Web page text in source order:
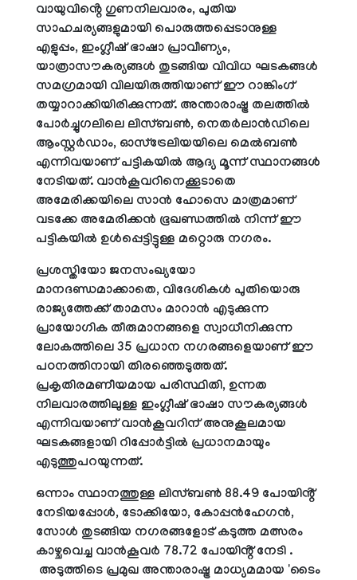
വായുവിൻ്റെ ഗുണനിലവാരം, പുതിയ
സാഹചര്യങ്ങളുമായി പൊരുത്തപ്പെടാനുള്ള
എളുപ്പം, ഇംഗ്ലീഷ് ഭാഷാ പ്രാവീണ്യം,
യാത്രാസൗകര്യങ്ങൾ തുടങ്ങിയ വിവിധ ഘടകങ്ങൾ
സമഗ്രമായി വിലയിരുത്തിയാണ് ഈ റാങ്കിംഗ്
തയ്യാറാക്കിയിരിക്കുന്നത്. അന്താരാഷ്ട്ര തലത്തിൽ
പോർച്ചുഗലിലെ ലിസ്ബൺ, നെതർലാൻഡിലെ
ആംസ്റ്റർഡാം, ഓസ്‌ട്രേലിയയിലെ മെൽബൺ
എന്നിവയാണ് പട്ടികയിൽ ആദ്യ മൂന്ന് സ്ഥാനങ്ങൾ
നേടിയത്. വാൻകൂവറിനെക്കൂടാതെ
അമേരിക്കയിലെ സാൻ ഹോസെ മാത്രമാണ്
വടക്കേ അമേരിക്കൻ ഭൂഖണ്ഡത്തിൽ നിന്ന് ഈ
പട്ടികയിൽ ഉൾപ്പെട്ടിട്ടുള്ള മറ്റൊരു നഗരം.
പ്രശസ്തിയോ ജനസംഖ്യയോ
മാനദണ്ഡമാക്കാതെ, വിദേശികൾ പുതിയൊരു
രാജ്യത്തേക്ക് താമസം മാറാൻ എടുക്കുന്ന
പ്രായോഗിക തീരുമാനങ്ങളെ സ്വാധീനിക്കുന്ന
ലോകത്തിലെ 35 പ്രധാന നഗരങ്ങളെയാണ് ഈ
പഠനത്തിനായി തിരഞ്ഞെടുത്തത്.
പ്രകൃതിരമണീയമായ പരിസ്ഥിതി, ഉന്നത
നിലവാരത്തിലുള്ള ഇംഗ്ലീഷ് ഭാഷാ സൗകര്യങ്ങൾ
എന്നിവയാണ് വാൻകൂവറിന് അനുകൂലമായ
ഘടകങ്ങളായി റിപ്പോർട്ടിൽ പ്രധാനമായും
എടുത്തുപറയുന്നത്.
ഒന്നാം സ്ഥാനത്തുള്ള ലിസ്ബൺ 88.49 പോയിൻ്റ്
നേടിയപ്പോൾ, ടോക്കിയോ, കോപ്പൻഹേഗൻ,
സോൾ തുടങ്ങിയ നഗരങ്ങളോട് കടുത്ത മത്സരം
കാഴ്ചവെച്ച വാൻകൂവർ 78.72 പോയിൻ്റ് നേടി .
അടുത്തിടെ പ്രമുഖ അന്താരാഷ്ട്ര മാധ്യമമായ 'ടൈം